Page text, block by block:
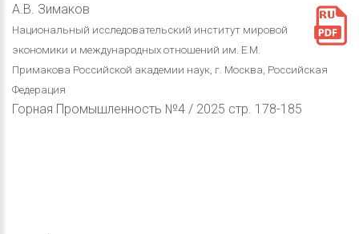
А.В. Зимаков
Национальный исследовательский институт мировой
экономики и международных отношений им. Е.М.
Примакова Российской академии наук, г. Москва, Российская
Федерация
Горная Промышленность №4 / 2025 стр. 178-185